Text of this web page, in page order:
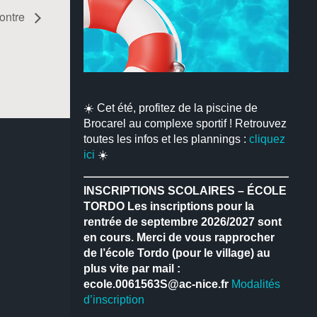
☀️ Cet été, profitez de la piscine de
Brocarel au complexe sportif ! Retrouvez
toutes les infos et les plannings : cliquez
ici ☀️
INSCRIPTIONS SCOLAIRES – ÉCOLE
TORDOLes inscriptions pour la
rentrée de septembre 2026/2027 sont
en cours. Merci de vous rapprocher
de l’école Tordo (pour le village) au
plus vite par mail :
ecole.0061563S@ac-nice.fr Modalités
d’inscription